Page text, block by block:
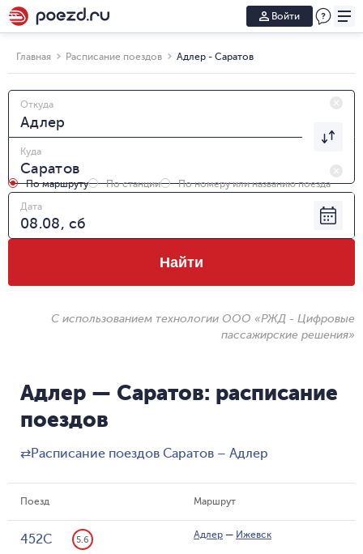
Войти
Главная Расписание поездов Адлер - Саратов
Откуда
Куда
По маршруту По станции
По номеру или названию поезда
Дата
Найти
С использованием технологии ООО «РЖД - Цифровые
пассажирские решения»
Адлер — Саратов: расписание
поездов
⇄Расписание поездов Саратов – Адлер
Поезд Маршрут
452С 5.6 Адлер — Ижевск